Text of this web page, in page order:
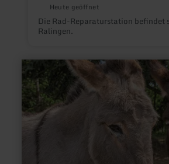
Heute geöffnet
Die Rad-Reparaturstation befindet
Ralingen.
erfahren
zu:
Alpaka-
Esel-
Erlebnisse